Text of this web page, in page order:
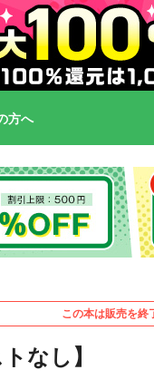
方へ
この本は販売を終
なし】